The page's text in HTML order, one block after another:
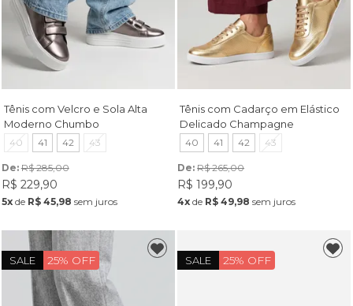
Tênis com Velcro e Sola Alta
Moderno Chumbo
40 41 42 43
De: R$ 285,00
R$ 229,90
5xde R$ 45,98 sem juros
Tênis com Cadarço em Elástico
Delicado Champagne
40 41 42 43
De: R$ 265,00
R$ 199,90
4x de R$ 49,98 sem juros
SALE 25% OFF SALE 25% OFF